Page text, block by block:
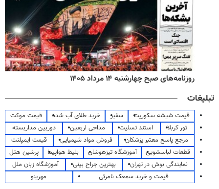
روزنامه‌های صبح چهارشنبه ۱۴ مرداد ۱۴۰۵
تبلیغات
قیمت شیشه سکوریت سفیر خرید طلای آب شده
قیمت موکت
تور کربلا
استند تسلیت مداحی اربعین
دوربین مداربسته
مرجع پاسخ معتبر پزشکان
فروش مواد شیمیایی
قیمت ایمپلنت
قطعات لباسشویی
آموزشگاه تیزهوشان بلیط هواپیما
پرشین هتل
نمایندگی بوش در تهران
بهترین جراح بینی
آموزشگاه زبان ملل
قیمت و خرید سمعک نامرئی
مهرینو